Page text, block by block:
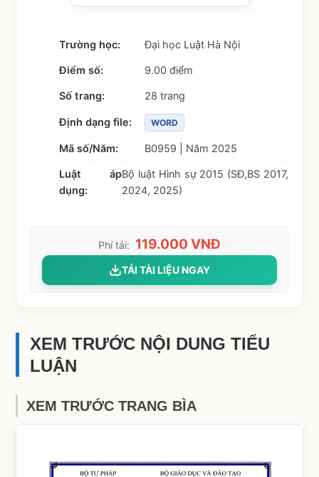
Trường học:
Đại học Luật Hà Nội
Điểm số:
9.00 điểm
Số trang:
28 trang
Định dạng file: WORD
Mã số/Năm:
B0959 | Năm 2025
Luật áp
dụng:
Bộ luật Hình sự 2015 (SĐ,BS 2017,
2024, 2025)
Phí tải: 119.000 VNĐ
TẢI TÀI LIỆU NGAY
XEM TRƯỚC NỘI DUNG TIỂU
LUẬN
XEM TRƯỚC TRANG BÌA